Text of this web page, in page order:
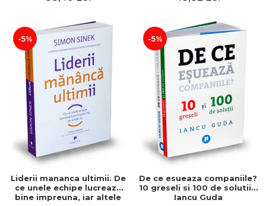
-5%
Liderii mananca ultimii. De
ce unele echipe lucreaza
bine impreuna, iar altele
-5%
De ce esueaza companiile?
10 greseli si 100 de solutii -
Iancu Guda